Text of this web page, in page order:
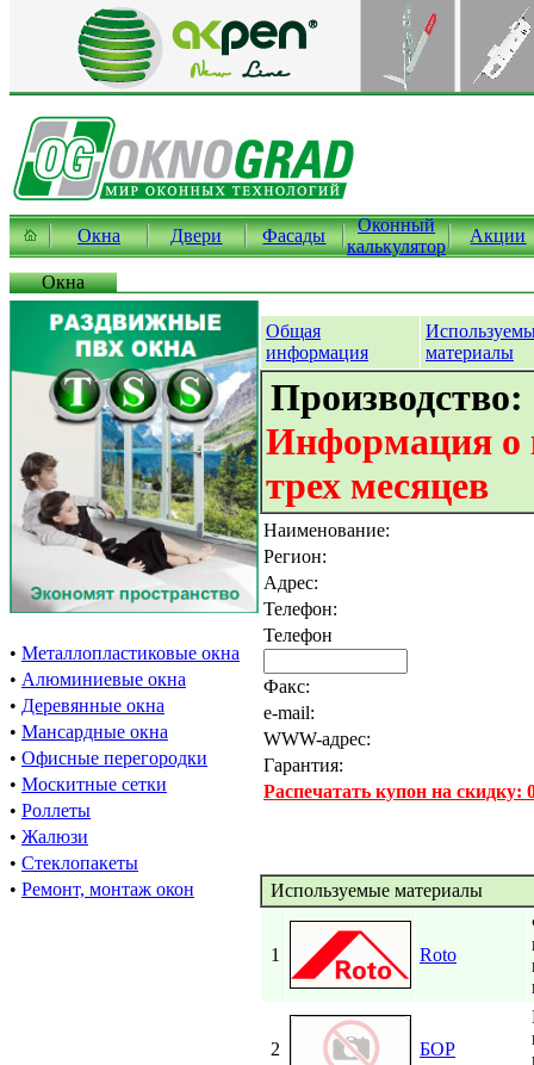
Окна Двери Фасады
Оконный
калькулятор
Акции
Окна
• Металлопластиковые окна
• Алюминиевые окна
• Деревянные окна
• Мансардные окна
• Офисные перегородки
• Москитные сетки
• Роллеты
• Жалюзи
• Стеклопакеты
• Ремонт, монтаж окон
Общая
информация
материалы
Информация о
трех месяцев
Наименование:
Регион:
Адрес:
Телефон:
Телефон
Факс:
e-mail:
WWW-адрес:
Гарантия:
Распечатать купон на скидку:
Используемые материалы
1 Roto
2 БОР